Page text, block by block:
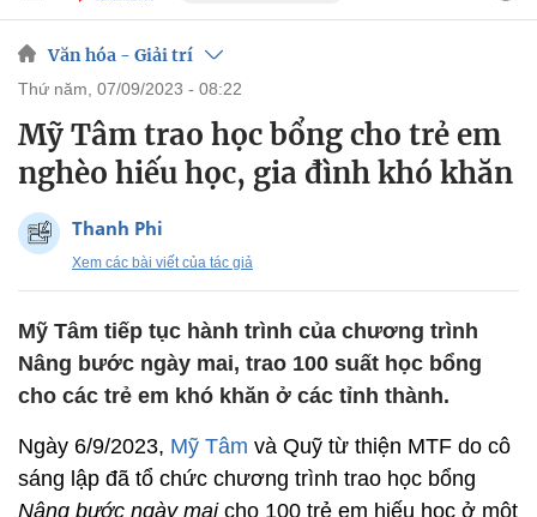
Văn hóa - Giải trí
thứ năm, 07/09/2023 - 08:22
Mỹ Tâm trao học bổng cho trẻ em
nghèo hiếu học, gia đình khó khăn
Thanh Phi
Xem các bài viết của tác giả
Mỹ Tâm tiếp tục hành trình của chương trình
Nâng bước ngày mai, trao 100 suất học bổng
cho các trẻ em khó khăn ở các tỉnh thành.
Ngày 6/9/2023, Mỹ Tâm và Quỹ từ thiện MTF do cô
sáng lập đã tổ chức chương trình trao học bổng
Nâng bước ngày maicho 100 trẻ em hiếu học ở một